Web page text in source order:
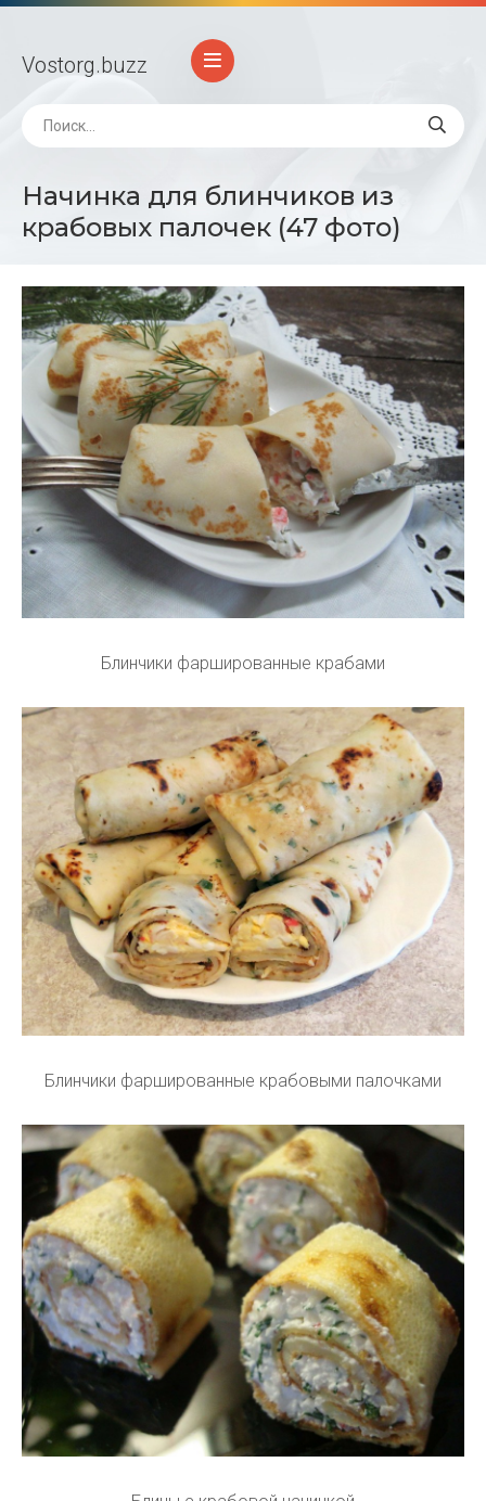
Vostorg.buzz
Начинка для блинчиков из
крабовых палочек (47 фото)
Блинчики фаршированные крабами
Блинчики фаршированные крабовыми палочками